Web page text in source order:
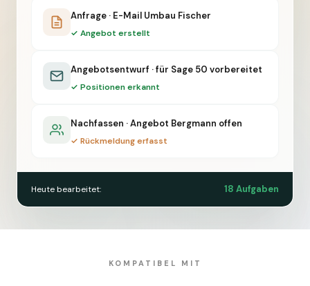
Anfrage · E-Mail Umbau Fischer
✓ Angebot erstellt
Angebotsentwurf · für Sage 50 vorbereitet
✓ Positionen erkannt
Nachfassen · Angebot Bergmann offen
✓ Rückmeldung erfasst
Heute bearbeitet: 18 Aufgaben
KOMPATIBEL MIT